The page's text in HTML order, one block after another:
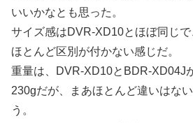
いいかなとも思った。
サイズ感はDVR-XD10とほぼ同じで
ほとんど区別が付かない感じだ。
重量は、DVR-XD10とBDR-XD04J
230gだが、まあほとんど違いはな
う。